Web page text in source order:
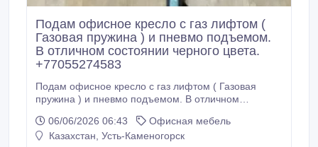
Подам офисное кресло с газ лифтом (
Газовая пружина ) и пневмо подъемом.
В отличном состоянии черного цвета.
+77055274583
Подам офисное кресло с газ лифтом ( Газовая
пружина ) и пневмо подъемом. В отличном
06/06/2026 06:43
Офисная мебель
Казахстан, Усть-Каменогорск